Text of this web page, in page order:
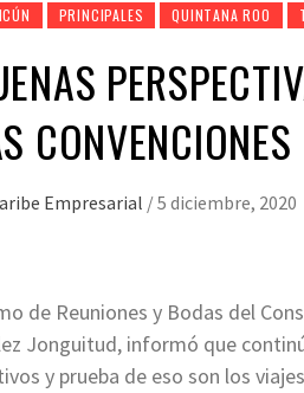
PRINCIPALES QUINTANA ROO
CONVENCIONES
Empresarial /5 diciembre, 2020
de Reuniones y Bodas del
Jonguitud, informó que
y prueba de eso son los